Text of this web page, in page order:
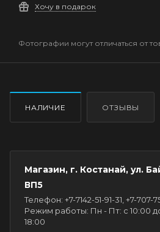
Хочу в подарок
Фотографии могут отличаться от
НАЛИЧИЕ ОТЗЫВЫ
Магазин, г. Костанай, ул.
ВП5
Телефон: +7-7142-51-91-31, +7-707-
Режим работы: Пн - Пт: с 10:00
18:00